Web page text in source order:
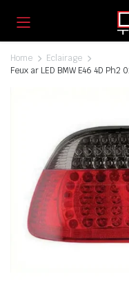
Home
Eclairage
Feux ar LED BMW E46 4D